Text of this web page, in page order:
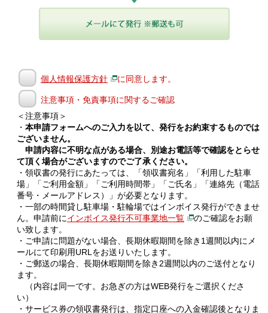
個人情報保護方針 に同意します。
注意事項・免責事項に関するご確認
＜注意事項＞
・ 本申請フォームへのご入力を以て、発行をお約束するものでは
ございません。
申請内容に不明な点がある場合、別途お電話等で確認をとらせ
て頂く場合がございますのでご了承ください。
・領収書の発行にあたっては、「領収書宛名」「利用した駐車
場」「ご利用金額」「ご利用時間帯」「ご氏名」「連絡先（電話
番号・メールアドレス）」が必要となります。
・一部の時間貸し駐車場・駐輪場ではインボイス発行ができませ
ん。申請前にインボイス発行不可事業地一覧
のご確認をお願
い致します。
・ご申請に問題がない場合、長期休暇期間を除き1週間以内にメ
ールにて印刷用URLをお送りいたします。
・ご郵送の場合、長期休暇期間を除き2週間以内のご送付となり
ます。
（内容は同一です。お急ぎの方はWEB発行をご選択くださ
い）
・サービス券の領収書発行は、指定口座への入金確認後となりま